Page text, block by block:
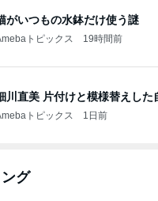
がいつもの水鉢だけ使う謎
トピックス 19時間前
川直美 片付けと模様替えした
トピックス 1日前
グ